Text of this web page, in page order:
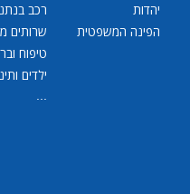
יהדות
הפינה המשפטית
רכב
שרותים
טיפוח
ילדים
...